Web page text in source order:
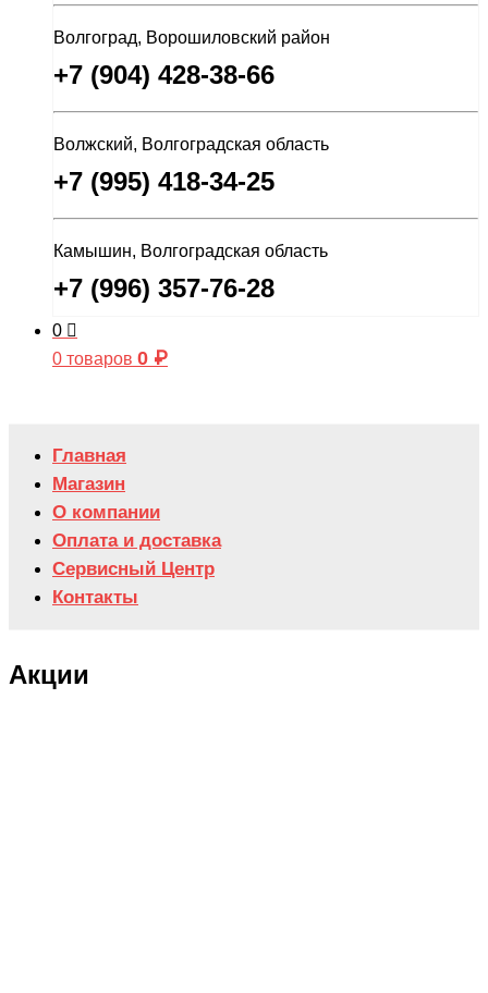
Волгоград, Ворошиловский район
+7 (904) 428-38-66
Волжский, Волгоградская область
+7 (995) 418-34-25
Камышин, Волгоградская область
+7 (996) 357-76-28
0
0 товаров 0 ₽
Главная
Магазин
О компании
Оплата и доставка
Сервисный Центр
Контакты
Акции